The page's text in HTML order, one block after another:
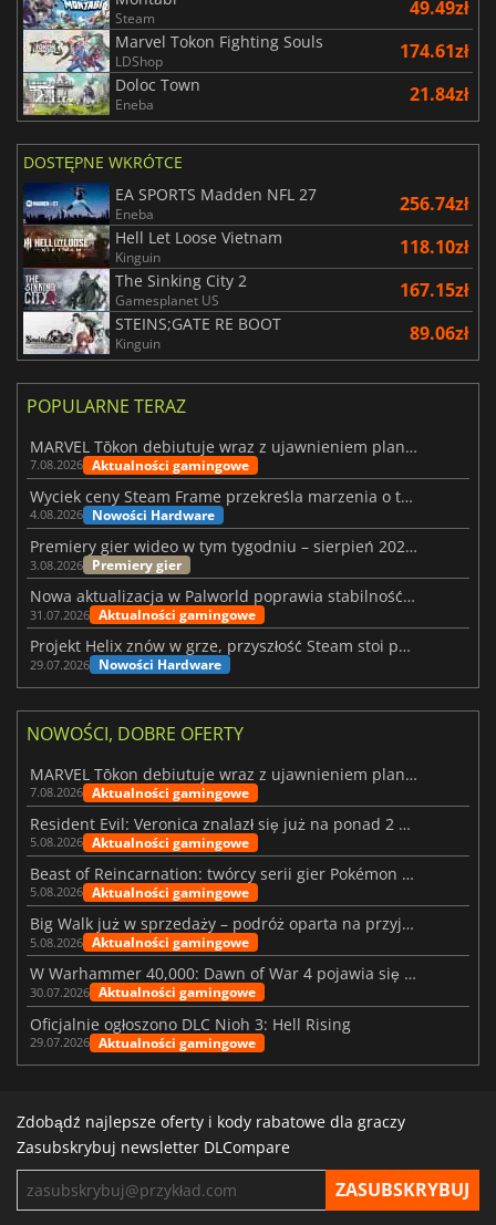
Steam 49.49zł
Marvel Tokon Fighting Souls
LDShop 174.61zł
Doloc Town
Eneba 21.84zł
DOSTĘPNE WKRÓTCE
EA SPORTS Madden NFL 27
Eneba 256.74zł
Hell Let Loose Vietnam
Kinguin 118.10zł
The Sinking City 2
Gamesplanet US 167.15zł
STEINS;GATE RE BOOT
Kinguin 89.06zł
POPULARNE TERAZ
MARVEL Tōkon debiutuje wraz z ujawnieniem planu rozwoju na pierwszy rok
7.08.2026 Aktualności gamingowe
Wyciek ceny Steam Frame przekreśla marzenia o tanim zestawie VR
4.08.2026 Nowości Hardware
Premiery gier wideo w tym tygodniu – sierpień 2026 r. (32. tydzień)
3.08.2026 Premiery gier
Nowa aktualizacja w Palworld poprawia stabilność Sunreach i walk z bossami
31.07.2026 Aktualności gamingowe
Projekt Helix znów w grze, przyszłość Steam stoi pod znakiem zapytania
29.07.2026 Nowości Hardware
NOWOŚCI, DOBRE OFERTY
MARVEL Tōkon debiutuje wraz z ujawnieniem planu rozwoju na pierwszy rok
7.08.2026 Aktualności gamingowe
Resident Evil: Veronica znalazł się już na ponad 2 milionach list życzeń
5.08.2026 Aktualności gamingowe
Beast of Reincarnation: twórcy serii gier Pokémon wkraczają na nową ścieżkę
5.08.2026 Aktualności gamingowe
Big Walk już w sprzedaży – podróż oparta na przyjaźni
5.08.2026 Aktualności gamingowe
W Warhammer 40,000: Dawn of War 4 pojawia się frakcja Nekronów
30.07.2026 Aktualności gamingowe
Oficjalnie ogłoszono DLC Nioh 3: Hell Rising
29.07.2026 Aktualności gamingowe
Zdobądź najlepsze oferty i kody rabatowe dla graczy
Zasubskrybuj newsletter DLCompare